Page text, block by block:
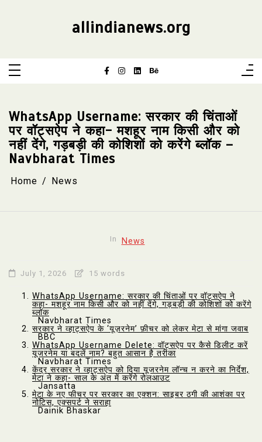
allindianews.org
WhatsApp Username: सरकार की चिंताओं
पर वॉट्सऐप ने कहा- मशहूर नाम किसी और को
नहीं देंगे, गड़बड़ी की कोशिशों को करेंगे ब्लॉक –
Navbharat Times
Home News
In News
July 1, 2026 15 words
WhatsApp Username: सरकार की चिंताओं पर वॉट्सऐप ने
कहा- मशहूर नाम किसी और को नहीं देंगे, गड़बड़ी की कोशिशों को करेंगे
ब्लॉक
Navbharat Times
सरकार ने व्हाट्सऐप के ‘यूज़रनेम’ फ़ीचर को लेकर मेटा से मांगा जवाब
BBC
WhatsApp Username Delete: वॉट्सऐप पर कैसे डिलीट करें
यूजरनेम या बदलें नाम? बहुत आसान है तरीका
Navbharat Times
केंद्र सरकार ने व्हाट्सऐप को दिया यूजरनेम लॉन्च न करने का निर्देश,
मेटा ने कहा- साल के अंत में करेंगे रोलआउट
Jansatta
मेटा के नए फीचर पर सरकार का एक्शन: साइबर ठगी की आशंका पर
नोटिस, एक्सपर्ट ने सराहा
Dainik Bhaskar